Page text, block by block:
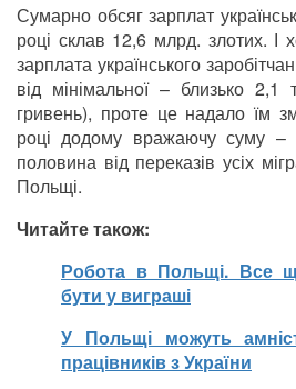
Сумарно обсяг зарплат
році склав 12,6 млрд. злотих. І
зарплата українського
від мінімальної – близько 2,1
гривень), проте це надало їм
році додому вражаючу суму
половина від переказів усіх
Польщі.
Читайте також:
Робота в Польщі. Все
бути у виграші
У Польщі можуть
працівників з України